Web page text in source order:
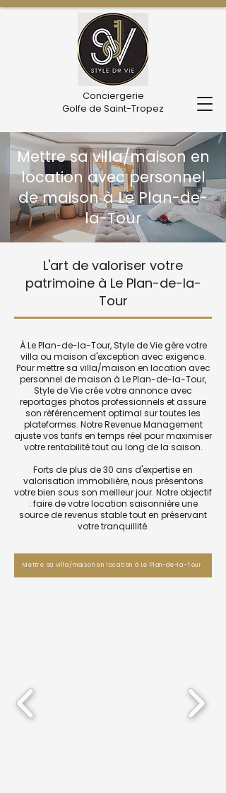
Conciergerie
Golfe de Saint-Tropez
Mettre sa villa/maison en
location avec personnel
de maison à Le Plan-de-
la-Tour
L'art de valoriser votre
patrimoine à Le Plan-de-la-
Tour
À Le Plan-de-la-Tour, Style de Vie gère votre
villa ou maison d'exception avec exigence.
Pour mettre sa villa/maison en location avec
personnel de maison à Le Plan-de-la-Tour,
Style de Vie crée votre annonce avec
reportages photos professionnels et assure
son référencement optimal sur toutes les
plateformes. Notre Revenue Management
ajuste vos tarifs en temps réel pour maximiser
votre rentabilité tout au long de la saison.
Forts de plus de 30 ans d'expertise en
valorisation immobilière, nous présentons
votre bien sous son meilleur jour. Notre objectif
: faire de votre location saisonnière une
source de revenus stable tout en préservant
votre tranquillité.
Mettre sa villa/maison en location à Le Plan-de-la-Tour